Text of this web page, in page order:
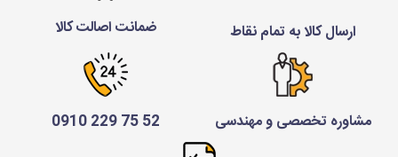
ارسال کالا به تمام نقاط ضمانت اصالت کالا
مشاوره تخصصی و مهندسی 52 75 229 0910